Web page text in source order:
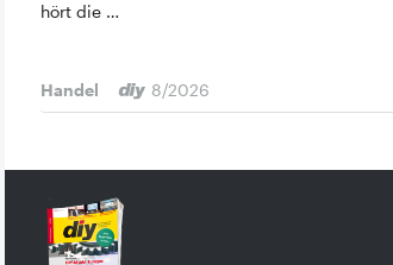
hört die …
Handel 8/2026